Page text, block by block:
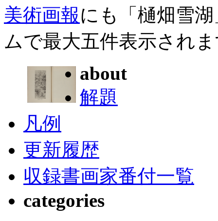
美術画報にも「樋畑雪
ムで最大五件表示され
about
解題
凡例
更新履歴
収録書画家番付一覧
categories